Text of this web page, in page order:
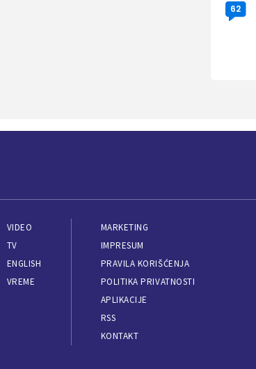
62
VIDEO
TV
ENGLISH
VREME
MARKETING
IMPRESUM
PRAVILA KORIŠĆENJA
POLITIKA PRIVATNOSTI
APLIKACIJE
RSS
KONTAKT